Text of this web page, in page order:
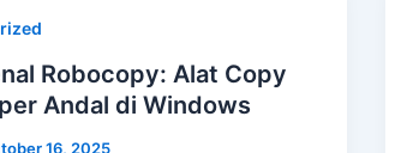
Robocopy: Alat Copy
Andal di Windows
16, 2025